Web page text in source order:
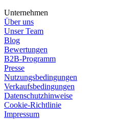
Unternehmen
Über uns
Unser Team
Blog
Bewertungen
B2B-Programm
Presse
Nutzungsbedingungen
Verkaufsbedingungen
Datenschutzhinweise
Cookie-Richtlinie
Impressum